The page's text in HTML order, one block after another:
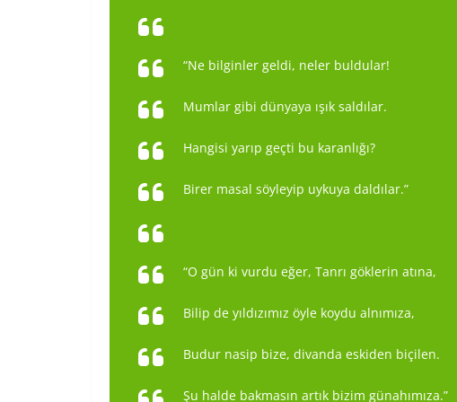
“Ne bilginler geldi, neler buldular!
Mumlar gibi dünyaya ışık saldılar.
Hangisi yarıp geçti bu karanlığı?
Birer masal söyleyip uykuya daldılar.”
“O gün ki vurdu eğer, Tanrı göklerin atına,
Bilip de yıldızımız öyle koydu alnımıza,
Budur nasip bize, divanda eskiden biçilen.
Şu halde bakmasın artık bizim günahımıza.”